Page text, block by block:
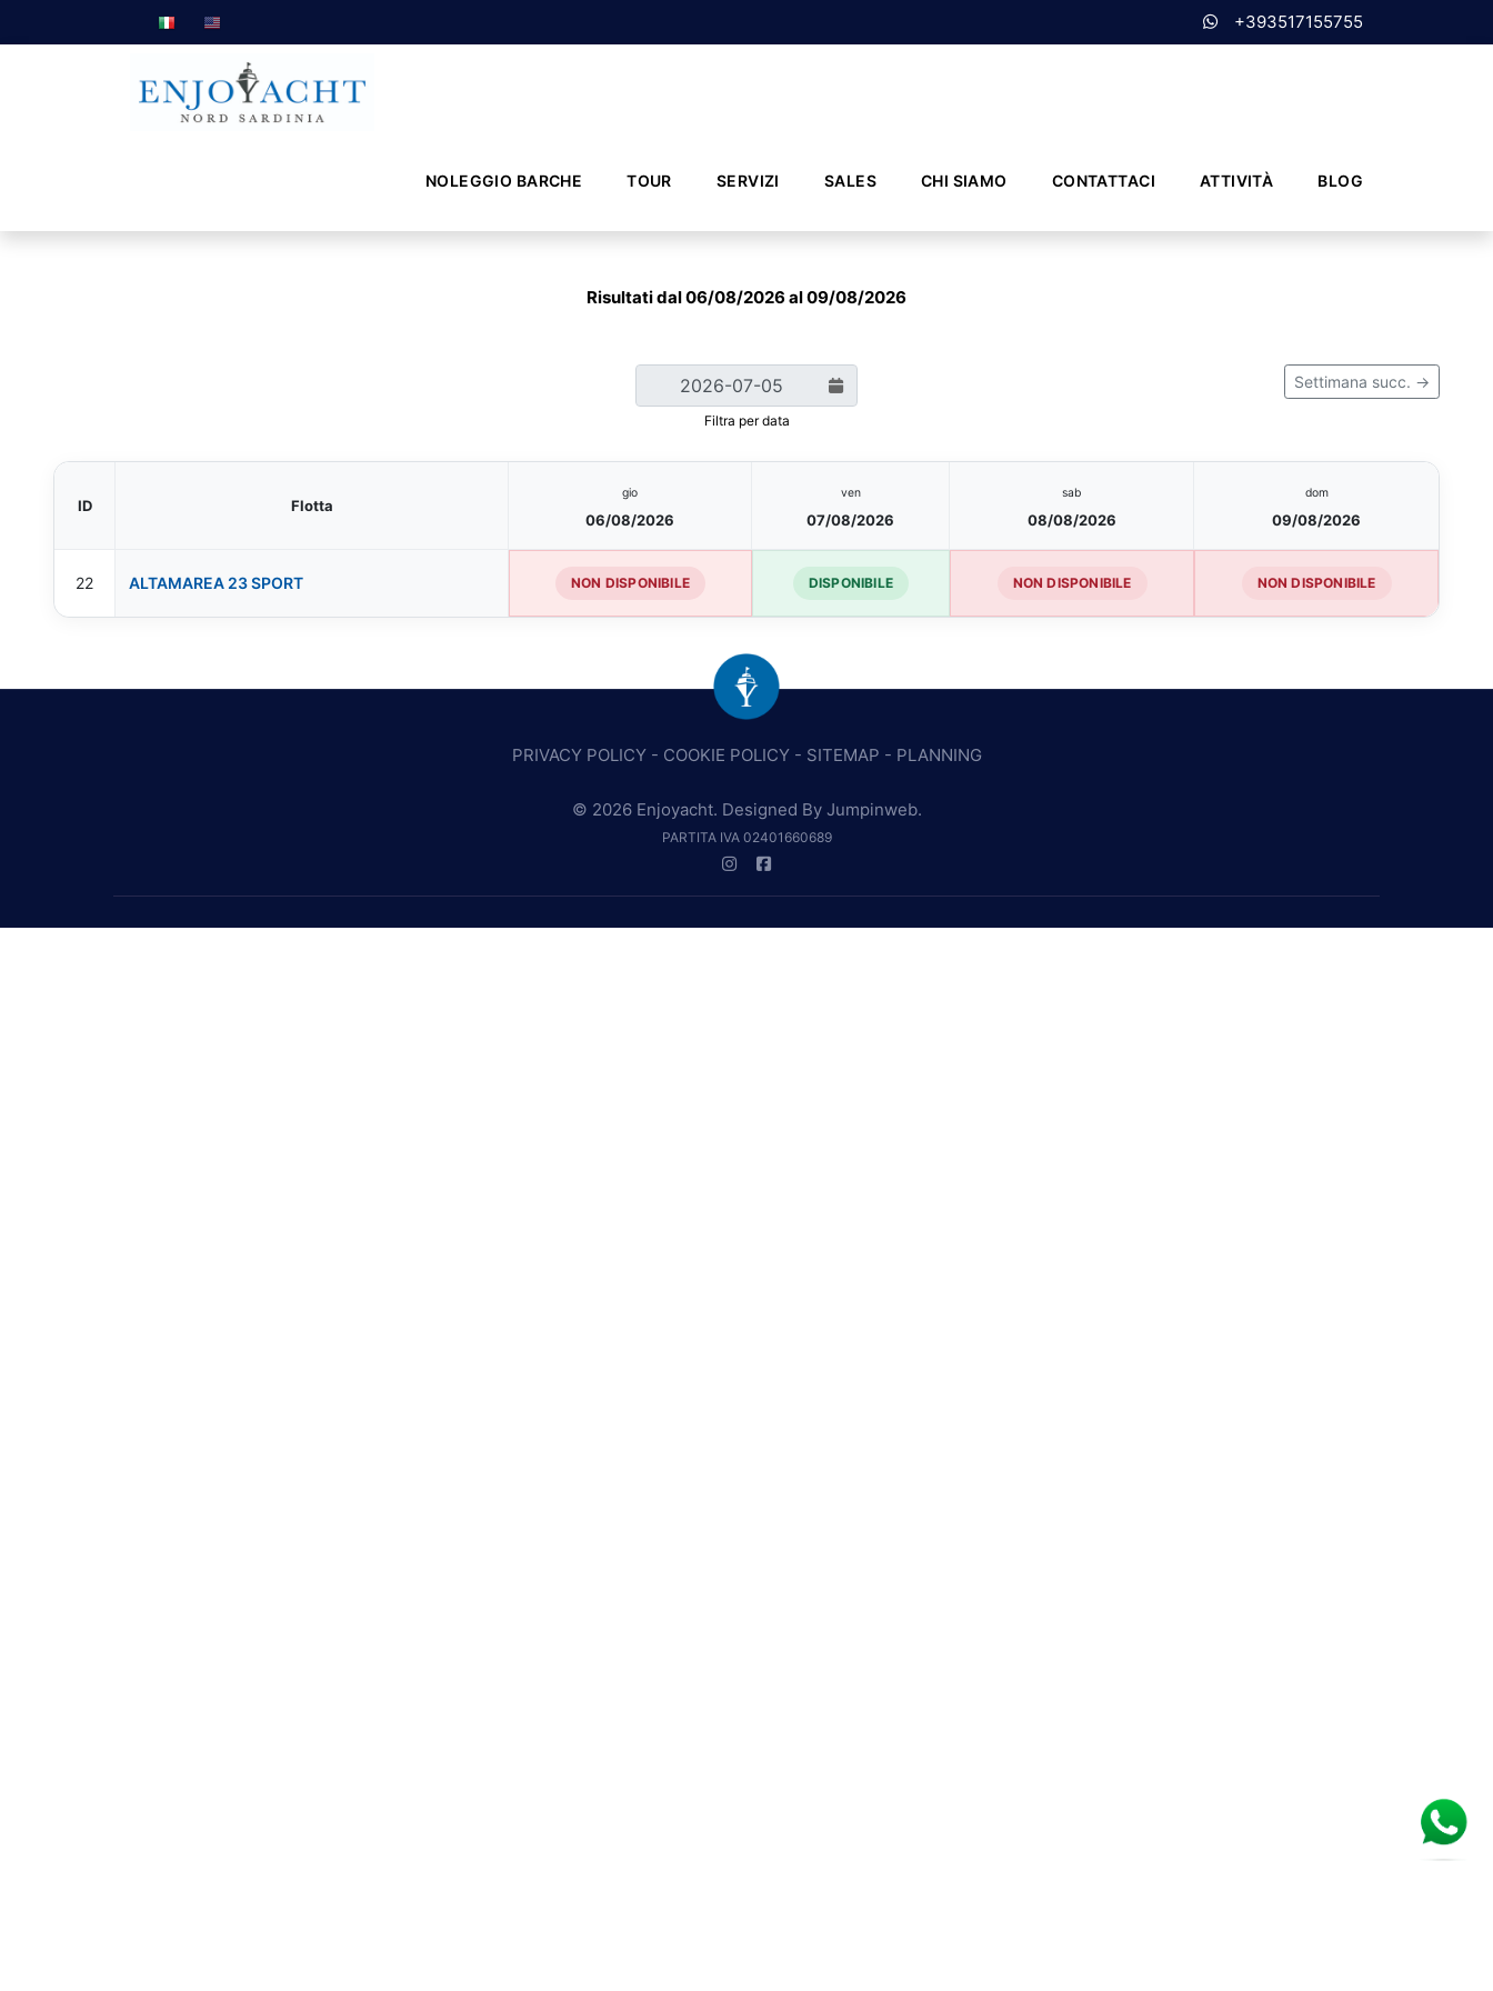
+393517155755
NOLEGGIO BARCHE TOUR SERVIZI SALES CHI SIAMO CONTATTACI ATTIVITÀ BLOG
Risultati dal 06/08/2026 al 09/08/2026
Filtra per data
Settimana succ. →
ID Flotta
gio
06/08/2026
ven
07/08/2026
sab
08/08/2026
dom
09/08/2026
22 ALTAMAREA 23 SPORT NON DISPONIBILE DISPONIBILE NON DISPONIBILE NON DISPONIBILE
PRIVACY POLICY- COOKIE POLICY- SITEMAP - PLANNING
© 2026 Enjoyacht. Designed By Jumpinweb.
PARTITA IVA 02401660689